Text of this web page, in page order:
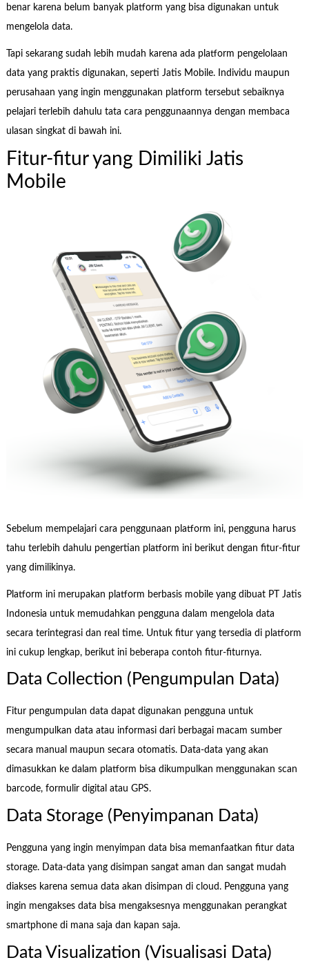
benar karena belum banyak platform yang bisa digunakan untuk
mengelola data.
Tapi sekarang sudah lebih mudah karena ada platform pengelolaan
data yang praktis digunakan, seperti Jatis Mobile. Individu maupun
perusahaan yang ingin menggunakan platform tersebut sebaiknya
pelajari terlebih dahulu tata cara penggunaannya dengan membaca
ulasan singkat di bawah ini.
Fitur-fitur yang Dimiliki Jatis
Mobile
Sebelum mempelajari cara penggunaan platform ini, pengguna harus
tahu terlebih dahulu pengertian platform ini berikut dengan fitur-fitur
yang dimilikinya.
Platform ini merupakan platform berbasis mobile yang dibuat PT Jatis
Indonesia untuk memudahkan pengguna dalam mengelola data
secara terintegrasi dan real time. Untuk fitur yang tersedia di platform
ini cukup lengkap, berikut ini beberapa contoh fitur-fiturnya.
Data Collection (Pengumpulan Data)
Fitur pengumpulan data dapat digunakan pengguna untuk
mengumpulkan data atau informasi dari berbagai macam sumber
secara manual maupun secara otomatis. Data-data yang akan
dimasukkan ke dalam platform bisa dikumpulkan menggunakan scan
barcode, formulir digital atau GPS.
Data Storage (Penyimpanan Data)
Pengguna yang ingin menyimpan data bisa memanfaatkan fitur data
storage. Data-data yang disimpan sangat aman dan sangat mudah
diakses karena semua data akan disimpan di cloud. Pengguna yang
ingin mengakses data bisa mengaksesnya menggunakan perangkat
smartphone di mana saja dan kapan saja.
Data Visualization (Visualisasi Data)